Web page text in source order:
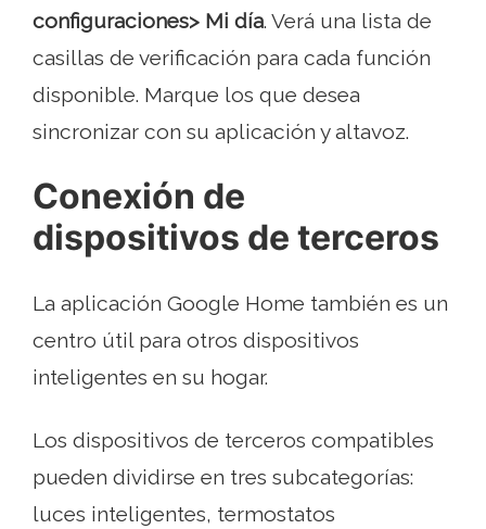
configuraciones> Mi día. Verá una lista de
casillas de verificación para cada función
disponible. Marque los que desea
sincronizar con su aplicación y altavoz.
Conexión de
dispositivos de terceros
La aplicación Google Home también es un
centro útil para otros dispositivos
inteligentes en su hogar.
Los dispositivos de terceros compatibles
pueden dividirse en tres subcategorías:
luces inteligentes, termostatos